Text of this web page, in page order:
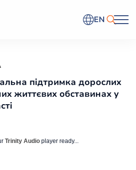
EN
підтримка дорослих
життєвих обставинах у
Trinity Audio player ready...